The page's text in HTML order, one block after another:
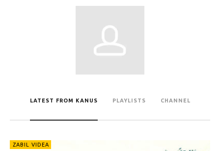
LATEST FROM KANUS PLAYLISTS CHANNEL
ZABIL VIDEA